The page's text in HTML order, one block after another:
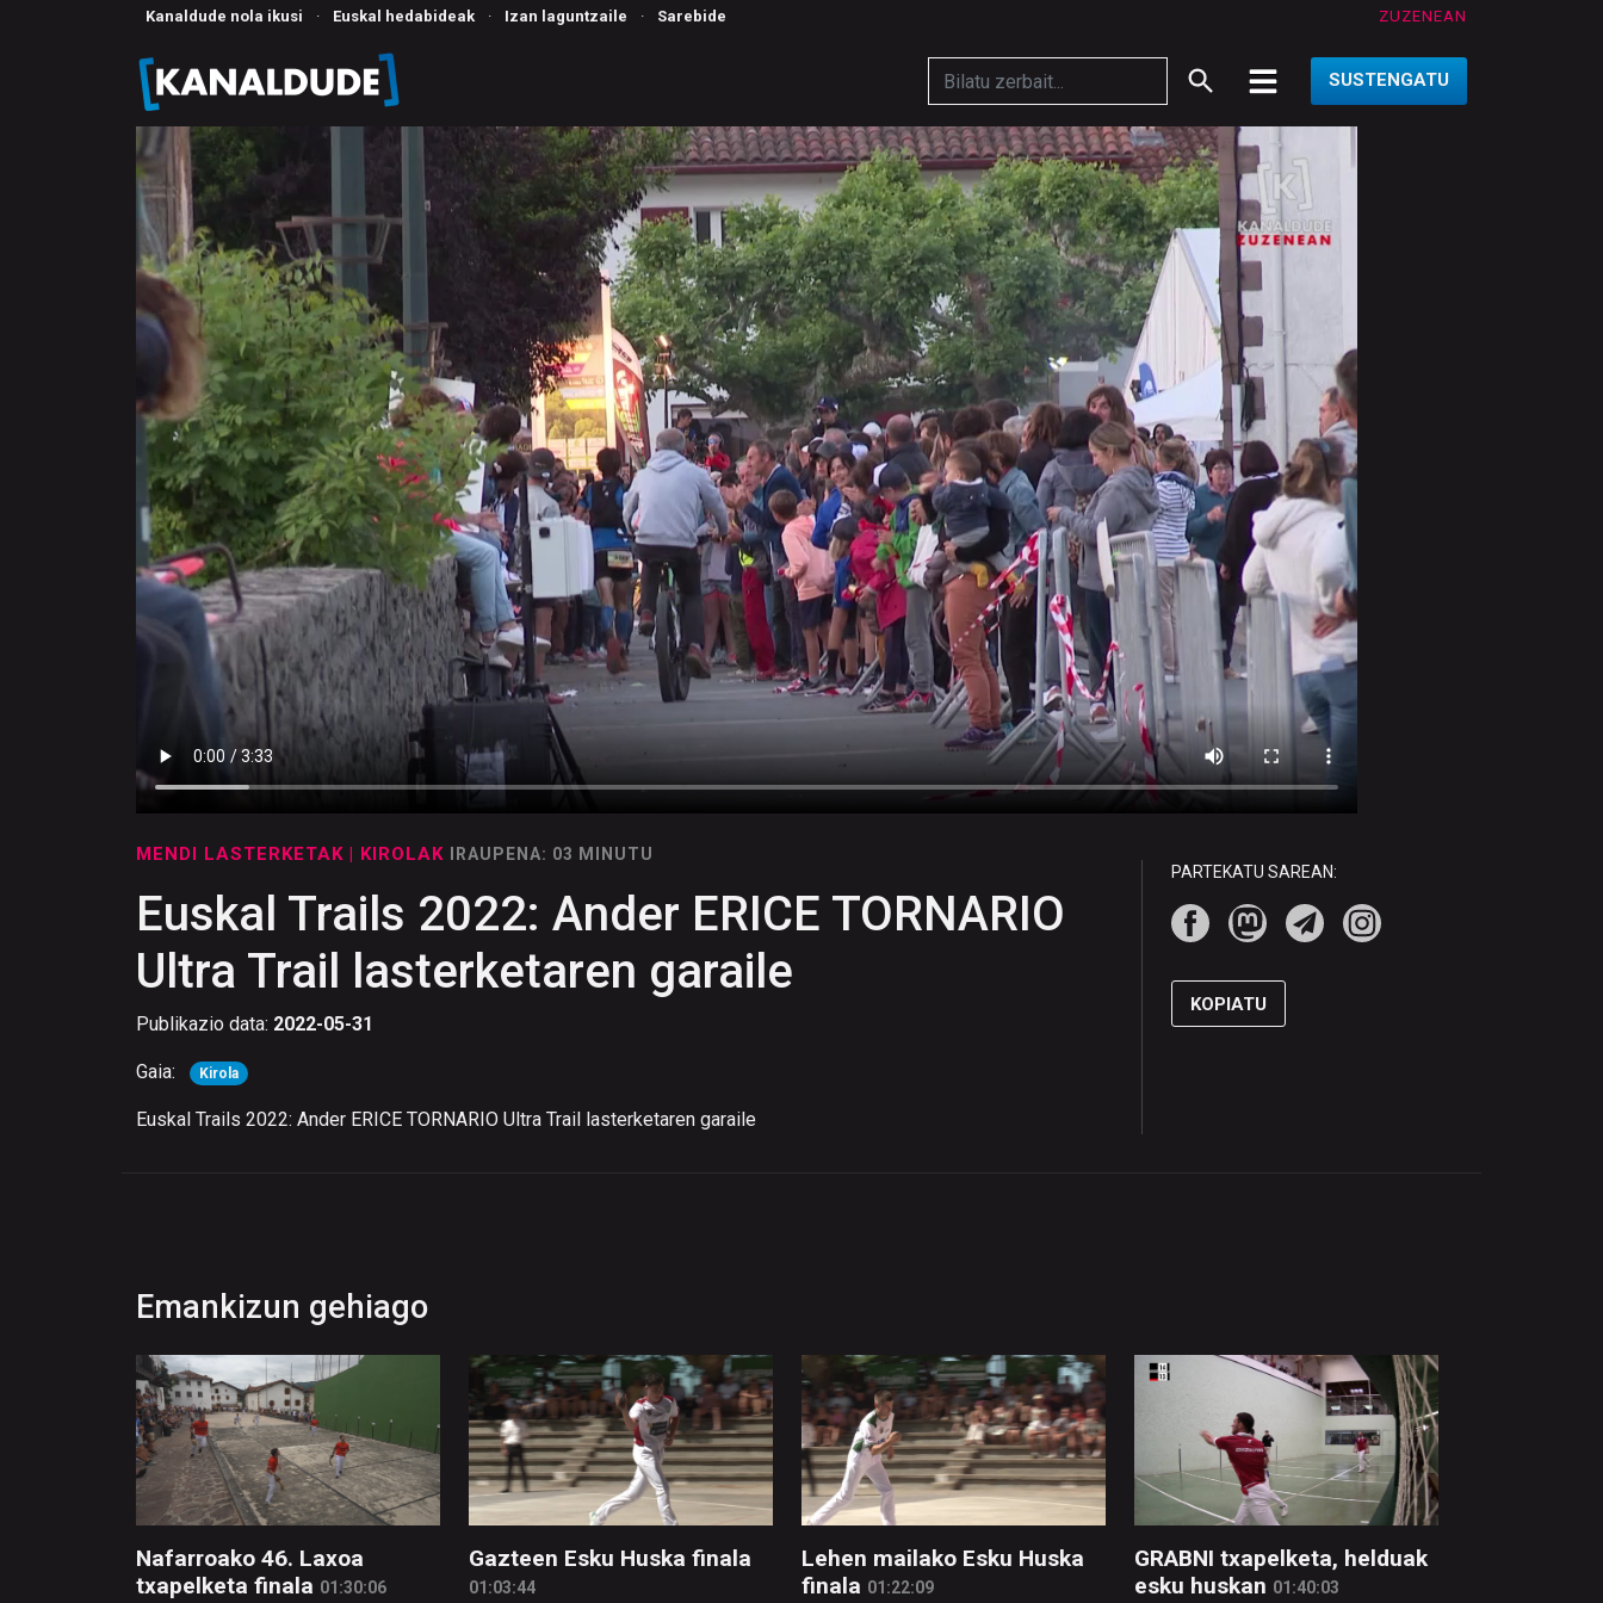
Kanaldude nola ikusi · Euskal hedabideak · Izan laguntzaile · Sarebide ZUZENEAN
SUSTENGATU
MENDI LASTERKETAK | KIROLAK IRAUPENA: 03 MINUTU
Euskal Trails 2022: Ander ERICE TORNARIO
Ultra Trail lasterketaren garaile
Publikazio data: 2022-05-31
Gaia: Kirola
Euskal Trails 2022: Ander ERICE TORNARIO Ultra Trail lasterketaren garaile
PARTEKATU SAREAN:
KOPIATU
Emankizun gehiago
Nafarroako 46. Laxoa
txapelketa finala 01:30:06
Gazteen Esku Huska finala
01:03:44
Lehen mailako Esku Huska
finala 01:22:09
GRABNI txapelketa, helduak
esku huskan 01:40:03